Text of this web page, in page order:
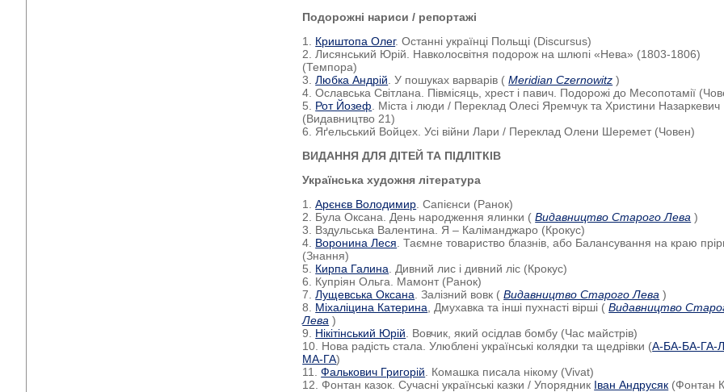
Подорожні нариси / репортажі
1. Криштопа Олег. Останні українці Польщі (Discursus)
2. Лисянський Юрій. Навколосвітня подорож на шлюпі «Нева» (1803-1806)
(Темпора)
3.Любка Андрій . У пошуках варварів ( Meridian Czernowitz )
4. Ославська Світлана. Півмісяць, хрест і павич. Подорожі до Месопотамії
5. Рот Йозеф . Міста і люди / Переклад Олесі Яремчук та Христини Назаркевич
(Видавництво 21)
6. Яґельський Войцех. Усі війни Лари / Переклад Олени Шеремет (Човен)
ВИДАННЯ ДЛЯ ДІТЕЙ ТА ПІДЛІТКІВ
Українська художня література
1.Арєнєв Володимир . Сапієнси (Ранок)
2. Була Оксана. День народження ялинки ( Видавництво Старого Лева )
3. Вздульська Валентина. Я – Каліманджаро (Крокус)
4. Воронина Леся . Таємне товариство блазнів, або Балансування на краю
(Знання)
5. Кирпа Галина . Дивний лис і дивний ліс (Крокус)
6. Купріян Ольга. Мамонт (Ранок)
7.Лущевська Оксана . Залізний вовк ( Видавництво Старого Лева )
8. Міхаліцина Катерина , Дмухавка та інші пухнасті вірші ( Видавництво
Лева )
9. Нікітінський Юрій . Вовчик, який осідлав бомбу (Час майстрів)
10. Нова радість стала. Улюблені українські колядки та щедрівки (А-БА-БА-ГА-
МА-ГА)
11.Фалькович Григорій . Комашка писала нікому (Vivat)
12. Фонтан казок. Сучасні українські казки / Упорядник Іван Андрусяк (Фонтан